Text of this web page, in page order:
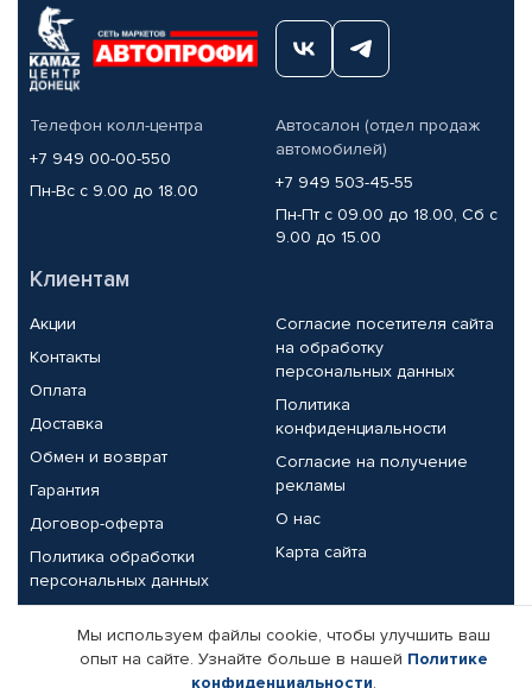
Телефон колл-центра
+7 949 00-00-550
Пн-Вс с 9.00 до 18.00
Автосалон (отдел продаж
автомобилей)
+7 949 503-45-55
Пн-Пт с 09.00 до 18.00, Сб с
9.00 до 15.00
Клиентам
Акции
Контакты
Оплата
Доставка
Обмен и возврат
Гарантия
Договор-оферта
Политика обработки
персональных данных
Согласие посетителя сайта
на обработку
персональных данных
Политика
конфиденциальности
Согласие на получение
рекламы
О нас
Карта сайта
Партнерам
Корпоративным клиентам Реквизиты компании
Мы используем файлы cookie, чтобы улучшить ваш
опыт на сайте. Узнайте больше в нашей Политике
конфиденциальности.